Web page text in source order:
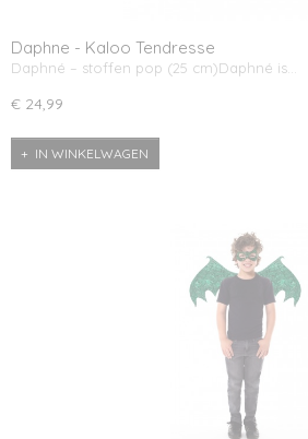
Daphne - Kaloo Tendresse
Daphné – stoffen pop (25 cm)Daphné is…
€ 24,99
IN WINKELWAGEN